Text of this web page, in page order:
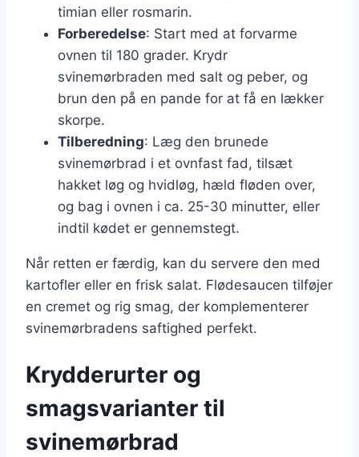
timian eller rosmarin.
Forberedelse: Start med at forvarme
ovnen til 180 grader. Krydr
svinemørbraden med salt og peber, og
brun den på en pande for at få en lækker
skorpe.
Tilberedning: Læg den brunede
svinemørbrad i et ovnfast fad, tilsæt
hakket løg og hvidløg, hæld fløden over,
og bag i ovnen i ca. 25-30 minutter, eller
indtil kødet er gennemstegt.
Når retten er færdig, kan du servere den med
kartofler eller en frisk salat. Flødesaucen tilføjer
en cremet og rig smag, der komplementerer
svinemørbradens saftighed perfekt.
Krydderurter og
smagsvarianter til
svinemørbrad